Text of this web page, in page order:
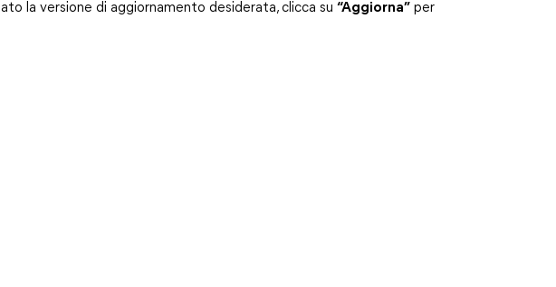
la versione di aggiornamento desiderata, clicca su “Aggiorna” per